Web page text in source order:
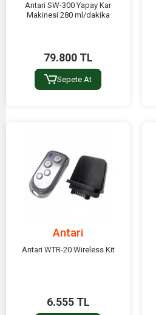
Antari SW-300 Yapay Kar
Makinesi 280 ml/dakika
79.800 TL
Sepete At
Antari
Antari WTR-20 Wireless Kit
6.555 TL